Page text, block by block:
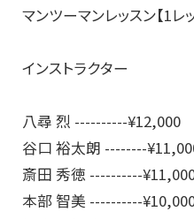
マンツーマンレッスン【1レ
インストラクター
八尋 烈 ----------¥12,000
谷口 裕太朗 --------
斎田 秀徳 ----------
本部 智美 ----------